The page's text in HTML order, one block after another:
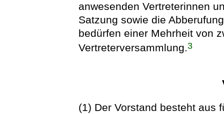
anwesenden Vertreterinnen
Satzung sowie die
bedürfen einer Mehrheit von
Vertreterversammlung.3
(1) Der Vorstand besteht aus